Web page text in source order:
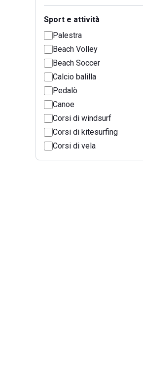
Sport e attività
Palestra
Beach Volley
Beach Soccer
Calcio balilla
Pedalò
Canoe
Corsi di windsurf
Corsi di kitesurfing
Corsi di vela